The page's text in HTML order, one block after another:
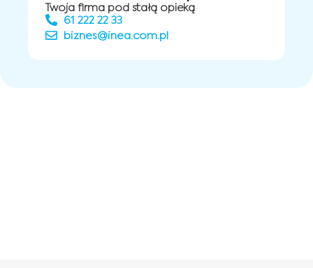
Twoja firma pod stałą opieką
61 222 22 33
biznes@inea.com.pl